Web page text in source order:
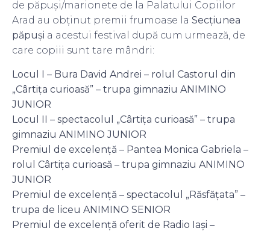
de păpuși/marionete de la Palatului Copiilor
Arad au obținut premii frumoase la Secțiunea
păpuși a acestui festival după cum urmează, de
care copiii sunt tare mândri:
Locul I – Bura David Andrei – rolul Castorul din
„Cârtița curioasă” – trupa gimnaziu ANIMINO
JUNIOR
Locul II – spectacolul „Cârtița curioasă” – trupa
gimnaziu ANIMINO JUNIOR
Premiul de excelență – Pantea Monica Gabriela –
rolul Cârtița curioasă – trupa gimnaziu ANIMINO
JUNIOR
Premiul de excelență – spectacolul „Răsfățata” –
trupa de liceu ANIMINO SENIOR
Premiul de excelență oferit de Radio Iași –